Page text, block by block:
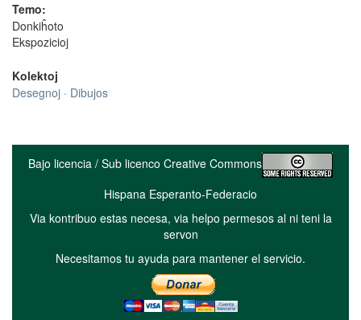
Temo:
Donkiĥoto
Ekspozicioj
Kolektoj
Desegnoj · Dibujos
Bajo licencia / Sub licenco Creative Commons
Hispana Esperanto-Federacio
Via kontribuo estas necesa, via helpo permesos al ni teni la
servon
Necesitamos tu ayuda para mantener el servicio.